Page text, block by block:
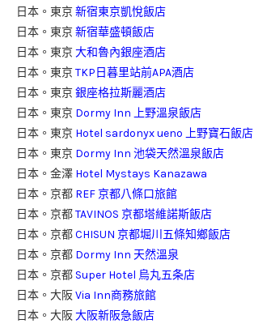
日本。東京新宿東京凱悅飯店
日本。東京新宿華盛頓飯店
日本。東京大和魯內銀座酒店
日本。東京TKP日暮里站前APA酒店
日本。東京銀座格拉斯麗酒店
日本。東京 Dormy Inn 上野溫泉飯店
日本。東京 Hotel sardonyx ueno 上野寶石飯店
日本。東京 Dormy Inn 池袋天然溫泉飯店
日本。金澤 Hotel Mystays Kanazawa
日本。京都 REF 京都八條口旅館
日本。京都TAVINOS 京都塔維諾斯飯店
日本。京都CHISUN 京都堀川五條知鄉飯店
日本。京都 Dormy Inn 天然溫泉
日本。京都 Super Hotel 烏丸五条店
日本。大阪Via Inn商務旅館
日本。大阪大阪新阪急飯店